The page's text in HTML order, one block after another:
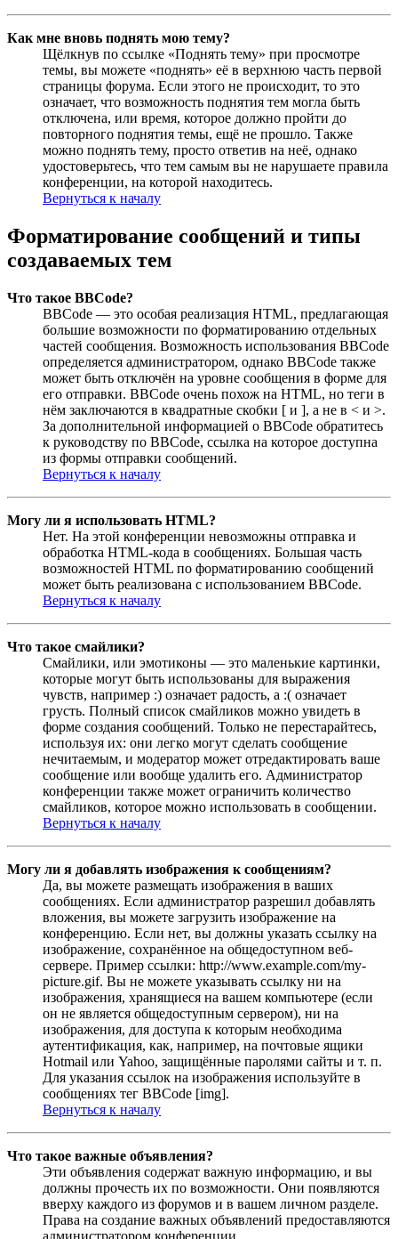
Как мне вновь поднять мою тему?
Щёлкнув по ссылке «Поднять тему» при просмотре
темы, вы можете «поднять» её в верхнюю часть первой
страницы форума. Если этого не происходит, то это
означает, что возможность поднятия тем могла быть
отключена, или время, которое должно пройти до
повторного поднятия темы, ещё не прошло. Также
можно поднять тему, просто ответив на неё, однако
удостоверьтесь, что тем самым вы не нарушаете правила
конференции, на которой находитесь.
Вернуться к началу
Форматирование сообщений и типы
создаваемых тем
Что такое BBCode?
BBCode — это особая реализация HTML, предлагающая
большие возможности по форматированию отдельных
частей сообщения. Возможность использования BBCode
определяется администратором, однако BBCode также
может быть отключён на уровне сообщения в форме для
его отправки. BBCode очень похож на HTML, но теги в
нём заключаются в квадратные скобки [ и ], а не в < и >.
За дополнительной информацией о BBCode обратитесь
к руководству по BBCode, ссылка на которое доступна
из формы отправки сообщений.
Вернуться к началу
Могу ли я использовать HTML?
Нет. На этой конференции невозможны отправка и
обработка HTML-кода в сообщениях. Большая часть
возможностей HTML по форматированию сообщений
может быть реализована с использованием BBCode.
Вернуться к началу
Что такое смайлики?
Смайлики, или эмотиконы — это маленькие картинки,
которые могут быть использованы для выражения
чувств, например :) означает радость, а :( означает
грусть. Полный список смайликов можно увидеть в
форме создания сообщений. Только не перестарайтесь,
используя их: они легко могут сделать сообщение
нечитаемым, и модератор может отредактировать ваше
сообщение или вообще удалить его. Администратор
конференции также может ограничить количество
смайликов, которое можно использовать в сообщении.
Вернуться к началу
Могу ли я добавлять изображения к сообщениям?
Да, вы можете размещать изображения в ваших
сообщениях. Если администратор разрешил добавлять
вложения, вы можете загрузить изображение на
конференцию. Если нет, вы должны указать ссылку на
изображение, сохранённое на общедоступном веб-
сервере. Пример ссылки: http://www.example.com/my-
picture.gif. Вы не можете указывать ссылку ни на
изображения, хранящиеся на вашем компьютере (если
он не является общедоступным сервером), ни на
изображения, для доступа к которым необходима
аутентификация, как, например, на почтовые ящики
Hotmail или Yahoo, защищённые паролями сайты и т. п.
Для указания ссылок на изображения используйте в
сообщениях тег BBCode [img].
Вернуться к началу
Что такое важные объявления?
Эти объявления содержат важную информацию, и вы
должны прочесть их по возможности. Они появляются
вверху каждого из форумов и в вашем личном разделе.
Права на создание важных объявлений предоставляются
администратором конференции.